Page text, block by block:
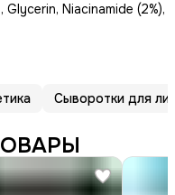
Niacinamide (2%),
Сыворотки для